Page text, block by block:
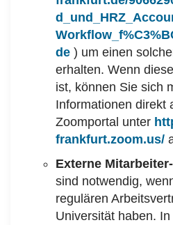
de ) um einen
erhalten. Wenn
ist, können Sie sich
Informationen direkt
Zoomportal unter
frankfurt.zoom.us/
Externe
sind notwendig,
regulären
Universität haben. In